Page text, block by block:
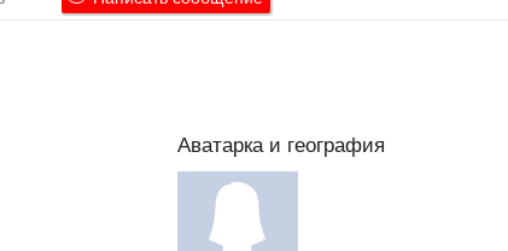
Аватарка и география